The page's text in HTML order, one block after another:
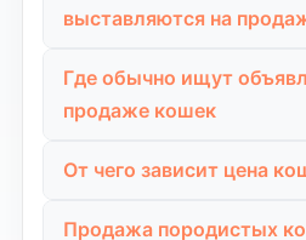
выставляются на
так как именно в раннем
адаптируются к новому
Также встречается
Где обычно ищут
продаже кошек
интернете.
От чего зависит цена
Продажа породистых